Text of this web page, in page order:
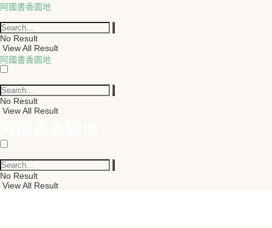
阿國書香園地
No Result
View All Result
阿國書香園地
No Result
View All Result
No Result
View All Result